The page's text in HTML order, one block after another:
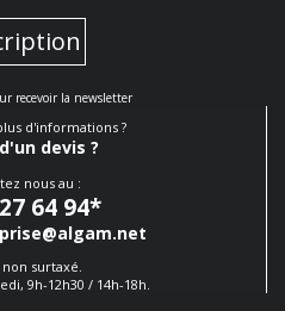
recevoir la newsletter
d'informations ?
devis ?
nous au :
64 94*
surtaxé.
9h-12h30 / 14h-18h.